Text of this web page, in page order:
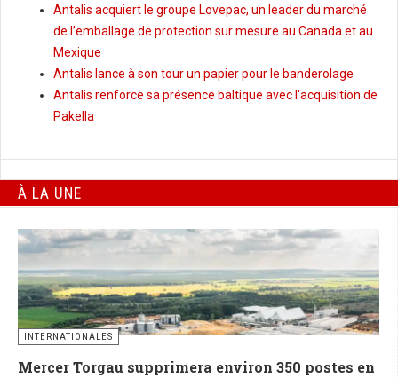
Antalis acquiert le groupe Lovepac, un leader du marché
de l’emballage de protection sur mesure au Canada et au
Mexique
Antalis lance à son tour un papier pour le banderolage
Antalis renforce sa présence baltique avec l'acquisition de
Pakella
À LA UNE
INTERNATIONALES
Mercer Torgau supprimera environ 350 postes en